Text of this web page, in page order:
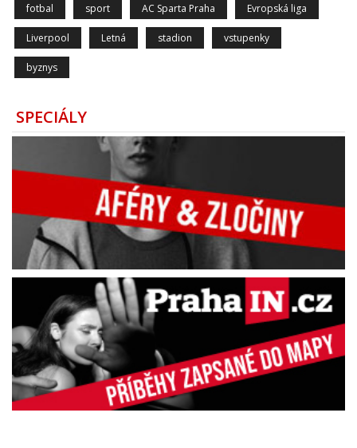
fotbal sport AC Sparta Praha Evropská liga
Liverpool Letná stadion vstupenky
byznys
SPECIÁLY